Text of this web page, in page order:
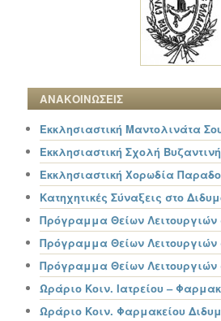
ΑΝΑΚΟΙΝΩΣΕΙΣ
Εκκλησιαστική Μαντολινάτα
Εκκλησιαστική Σχολή
Εκκλησιαστική Χορωδία
Κατηχητικές Σύναξεις στο
Πρόγραμμα Θείων Λειτουργιών
Πρόγραμμα Θείων Λειτουργιών
Πρόγραμμα Θείων Λειτουργιών
Ωράριο Κοιν. Ιατρείου –
Ωράριο Κοιν. Φαρμακείου